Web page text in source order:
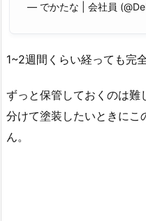
分けて塗装したいときに
ん。